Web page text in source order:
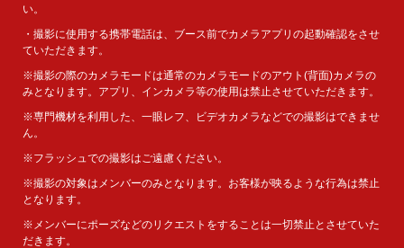
い。
・撮影に使用する携帯電話は、ブース前でカメラアプリの起動確認をさせ
ていただきます。
※撮影の際のカメラモードは通常のカメラモードのアウト(背面)カメラの
みとなります。アプリ、インカメラ等の使用は禁止させていただきます。
※専門機材を利用した、一眼レフ、ビデオカメラなどでの撮影はできませ
ん。
※フラッシュでの撮影はご遠慮ください。
※撮影の対象はメンバーのみとなります。お客様が映るような行為は禁止
となります。
※メンバーにポーズなどのリクエストをすることは一切禁止とさせていた
だきます。